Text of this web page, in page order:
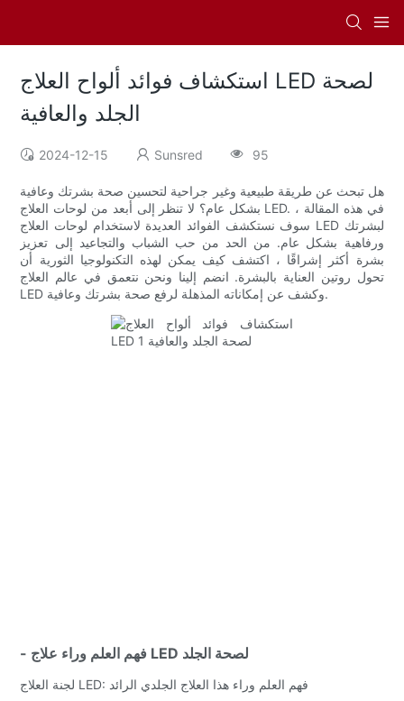
استكشاف فوائد ألواح العلاج LED لصحة
الجلد والعافية
2024-12-15 Sunsred 95
هل تبحث عن طريقة طبيعية وغير جراحية لتحسين صحة بشرتك وعافية
بشكل عام؟ لا تنظر إلى أبعد من لوحات العلاج LED. في هذه المقالة ،
سوف نستكشف الفوائد العديدة لاستخدام لوحات العلاج LED لبشرتك
ورفاهية بشكل عام. من الحد من حب الشباب والتجاعيد إلى تعزيز
بشرة أكثر إشراقًا ، اكتشف كيف يمكن لهذه التكنولوجيا الثورية أن
تحول روتين العناية بالبشرة. انضم إلينا ونحن نتعمق في عالم العلاج
LED وكشف عن إمكاناته المذهلة لرفع صحة بشرتك وعافية.
- فهم العلم وراء علاج LED لصحة الجلد
لجنة العلاج LED: فهم العلم وراء هذا العلاج الجلدي الرائد